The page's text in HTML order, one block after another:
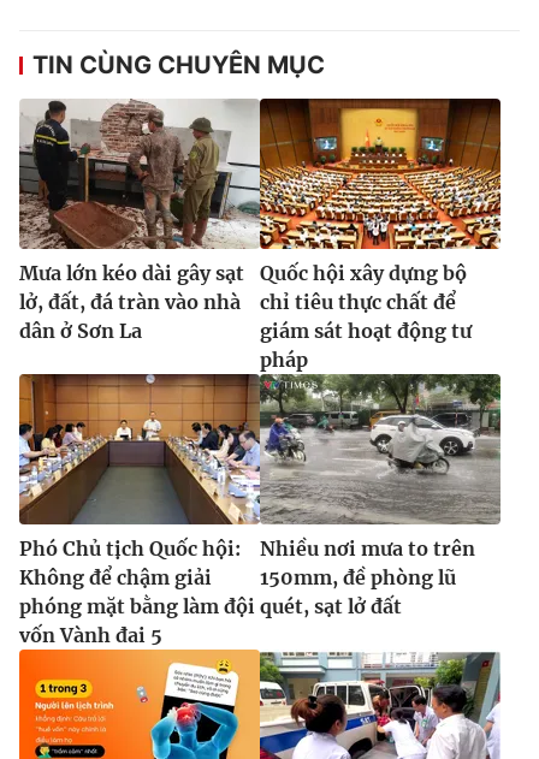
TIN CÙNG CHUYÊN MỤC
Mưa lớn kéo dài gây sạt
lở, đất, đá tràn vào nhà
dân ở Sơn La
Quốc hội xây dựng bộ
chỉ tiêu thực chất để
giám sát hoạt động tư
pháp
Phó Chủ tịch Quốc hội:
Không để chậm giải
phóng mặt bằng làm đội
vốn Vành đai 5
Nhiều nơi mưa to trên
150mm, đề phòng lũ
quét, sạt lở đất